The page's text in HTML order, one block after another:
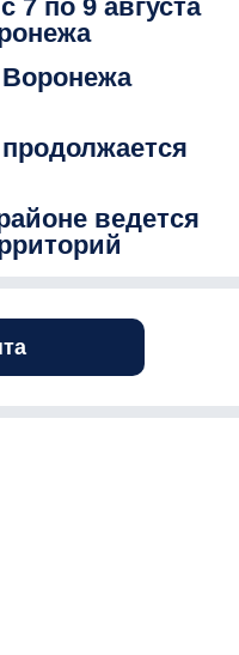
7 по 9 августа
ведется